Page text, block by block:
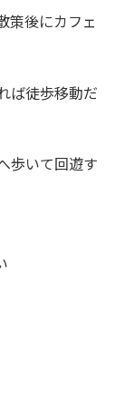
策後にカフェ
ば徒歩移動だ
歩いて回遊す